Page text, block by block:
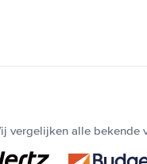
vergelijken alle bekende